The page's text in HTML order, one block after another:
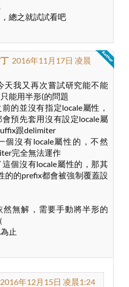
總之就試試看吧
2016年11月17日 凌晨
天我又再次嘗試研究能不能
能用半形(的問題
的並沒有指定locale屬性，
預先套用沒有設定locale屬
跟delimiter
個沒有locale屬性的，不然
完全無法運作
個沒有locale屬性的，那其
的的prefix都會被強制覆蓋設
然無解，需要手動將半形的
止
2016年12月15日 凌晨1:24